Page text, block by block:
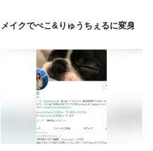
イクでぺこ&りゅうちぇるに変身